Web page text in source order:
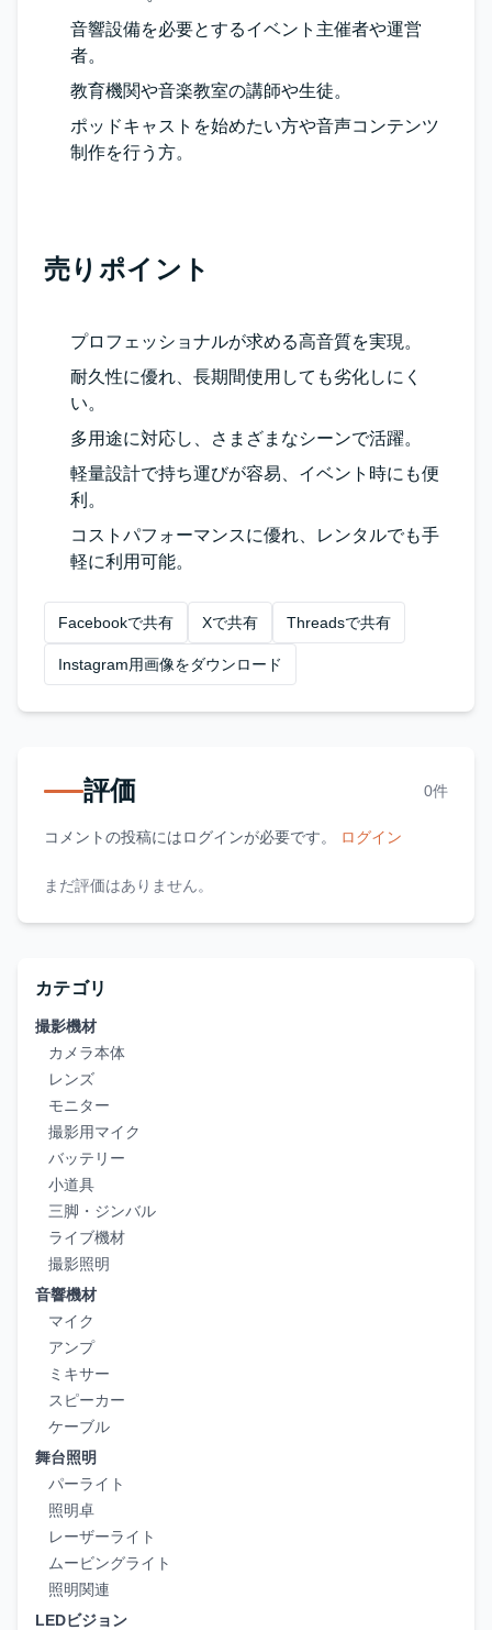
音響設備を必要とするイベント主催者や運営
者。
教育機関や音楽教室の講師や生徒。
ポッドキャストを始めたい方や音声コンテンツ
制作を行う方。
売りポイント
プロフェッショナルが求める高音質を実現。
耐久性に優れ、長期間使用しても劣化しにく
い。
多用途に対応し、さまざまなシーンで活躍。
軽量設計で持ち運びが容易、イベント時にも便
利。
コストパフォーマンスに優れ、レンタルでも手
軽に利用可能。
Facebookで共有 Xで共有 Threadsで共有
Instagram用画像をダウンロード
評価 0件
コメントの投稿にはログインが必要です。 ログイン
まだ評価はありません。
カテゴリ
撮影機材
カメラ本体
レンズ
モニター
撮影用マイク
バッテリー
小道具
三脚・ジンバル
ライブ機材
撮影照明
音響機材
マイク
アンプ
ミキサー
スピーカー
ケーブル
舞台照明
パーライト
照明卓
レーザーライト
ムービングライト
照明関連
LEDビジョン